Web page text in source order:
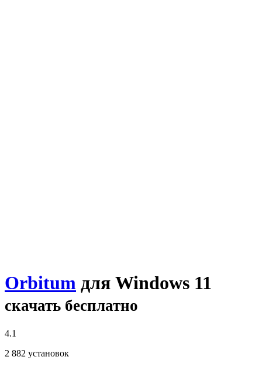
Orbitum для Windows 11
скачать бесплатно
4.1
2 882 установок